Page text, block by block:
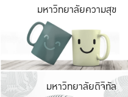
มหาวิทยาลัยความสุข
มหาวิทยาลัยดิจิทัล